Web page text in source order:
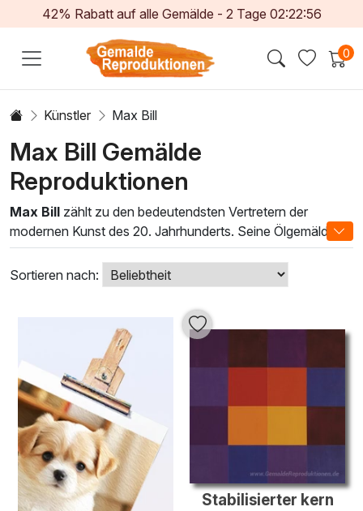
42% Rabatt auf alle Gemälde - 2 Tage 02:22:54
0
Künstler Max Bill
Max Bill Gemälde
Reproduktionen
Max Bill zählt zu den bedeutendsten Vertretern der
modernen Kunst des 20. Jahrhunderts. Seine Ölgemälde
vereinen Funktionalität und Ästhetik auf einzigartige Weise
und schaffen damit eine harmonische Balance zwischen
Form und Farbe. In unserer sorgfältig kuratierten Auswahl
von Max Bill Ölgemälden entdecken Sie die
beeindruckende Vielfalt seiner Werke, die geometrische
Formen und klare Linien in einer einzigartigen
künstlerischen Sprache interpretieren.
Sortieren nach:
Stabilisierter kern